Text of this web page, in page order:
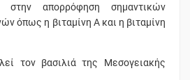
απορρόφηση σημαντικών
όπως η βιταμίνη Α και η βιταμίνη
τον βασιλιά της Μεσογειακής